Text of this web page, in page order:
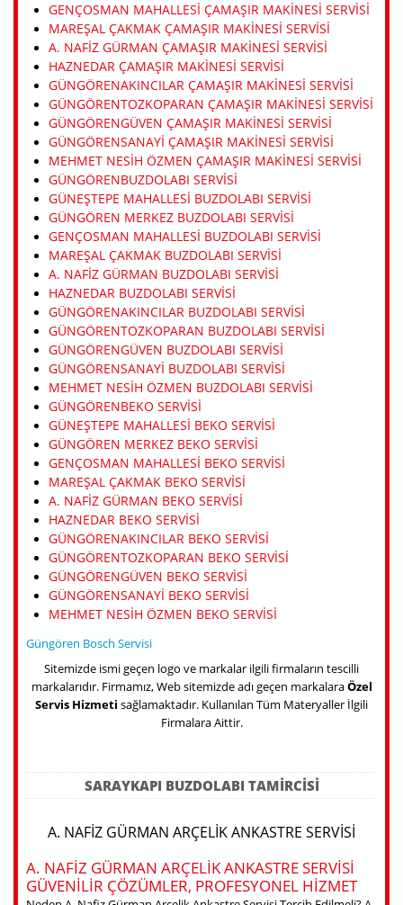
GENÇOSMAN MAHALLESI ÇAMAŞIR MAKINESI SERVISI
MAREŞAL ÇAKMAK ÇAMAŞIR MAKINESI SERVISI
A. NAFIZ GÜRMAN ÇAMAŞIR MAKINESI SERVISI
HAZNEDAR ÇAMAŞIR MAKINESI SERVISI
GÜNGÖRENAKINCILAR ÇAMAŞIR MAKINESI SERVISI
GÜNGÖRENTOZKOPARAN ÇAMAŞIR MAKINESI SERVISI
GÜNGÖRENGÜVEN ÇAMAŞIR MAKINESI SERVISI
GÜNGÖRENSANAYI ÇAMAŞIR MAKINESI SERVISI
MEHMET NESIH ÖZMEN ÇAMAŞIR MAKINESI SERVISI
GÜNGÖRENBUZDOLABI SERVISI
GÜNEŞTEPE MAHALLESI BUZDOLABI SERVISI
GÜNGÖREN MERKEZ BUZDOLABI SERVISI
GENÇOSMAN MAHALLESI BUZDOLABI SERVISI
MAREŞAL ÇAKMAK BUZDOLABI SERVISI
A. NAFIZ GÜRMAN BUZDOLABI SERVISI
HAZNEDAR BUZDOLABI SERVISI
GÜNGÖRENAKINCILAR BUZDOLABI SERVISI
GÜNGÖRENTOZKOPARAN BUZDOLABI SERVISI
GÜNGÖRENGÜVEN BUZDOLABI SERVISI
GÜNGÖRENSANAYI BUZDOLABI SERVISI
MEHMET NESIH ÖZMEN BUZDOLABI SERVISI
GÜNGÖRENBEKO SERVISI
GÜNEŞTEPE MAHALLESI BEKO SERVISI
GÜNGÖREN MERKEZ BEKO SERVISI
GENÇOSMAN MAHALLESI BEKO SERVISI
MAREŞAL ÇAKMAK BEKO SERVISI
A. NAFIZ GÜRMAN BEKO SERVISI
HAZNEDAR BEKO SERVISI
GÜNGÖRENAKINCILAR BEKO SERVISI
GÜNGÖRENTOZKOPARAN BEKO SERVISI
GÜNGÖRENGÜVEN BEKO SERVISI
GÜNGÖRENSANAYI BEKO SERVISI
MEHMET NESIH ÖZMEN BEKO SERVISI
Güngören Bosch Servisi
Sitemizde ismi geçen logo ve markalar ilgili firmaların tescilli
markalarıdır. Firmamız, Web sitemizde adı geçen markalaraÖzel
Servis Hizmeti sağlamaktadır. Kullanılan Tüm Materyaller İlgili
Firmalara Aittir.
SARAYKAPI BUZDOLABI TAMIRCISI
A. NAFIZ GÜRMAN ARÇELIK ANKASTRE SERVISI
A. NAFIZ GÜRMAN ARÇELIK ANKASTRE SERVISI
GÜVENILIR ÇÖZÜMLER, PROFESYONEL HIZMET